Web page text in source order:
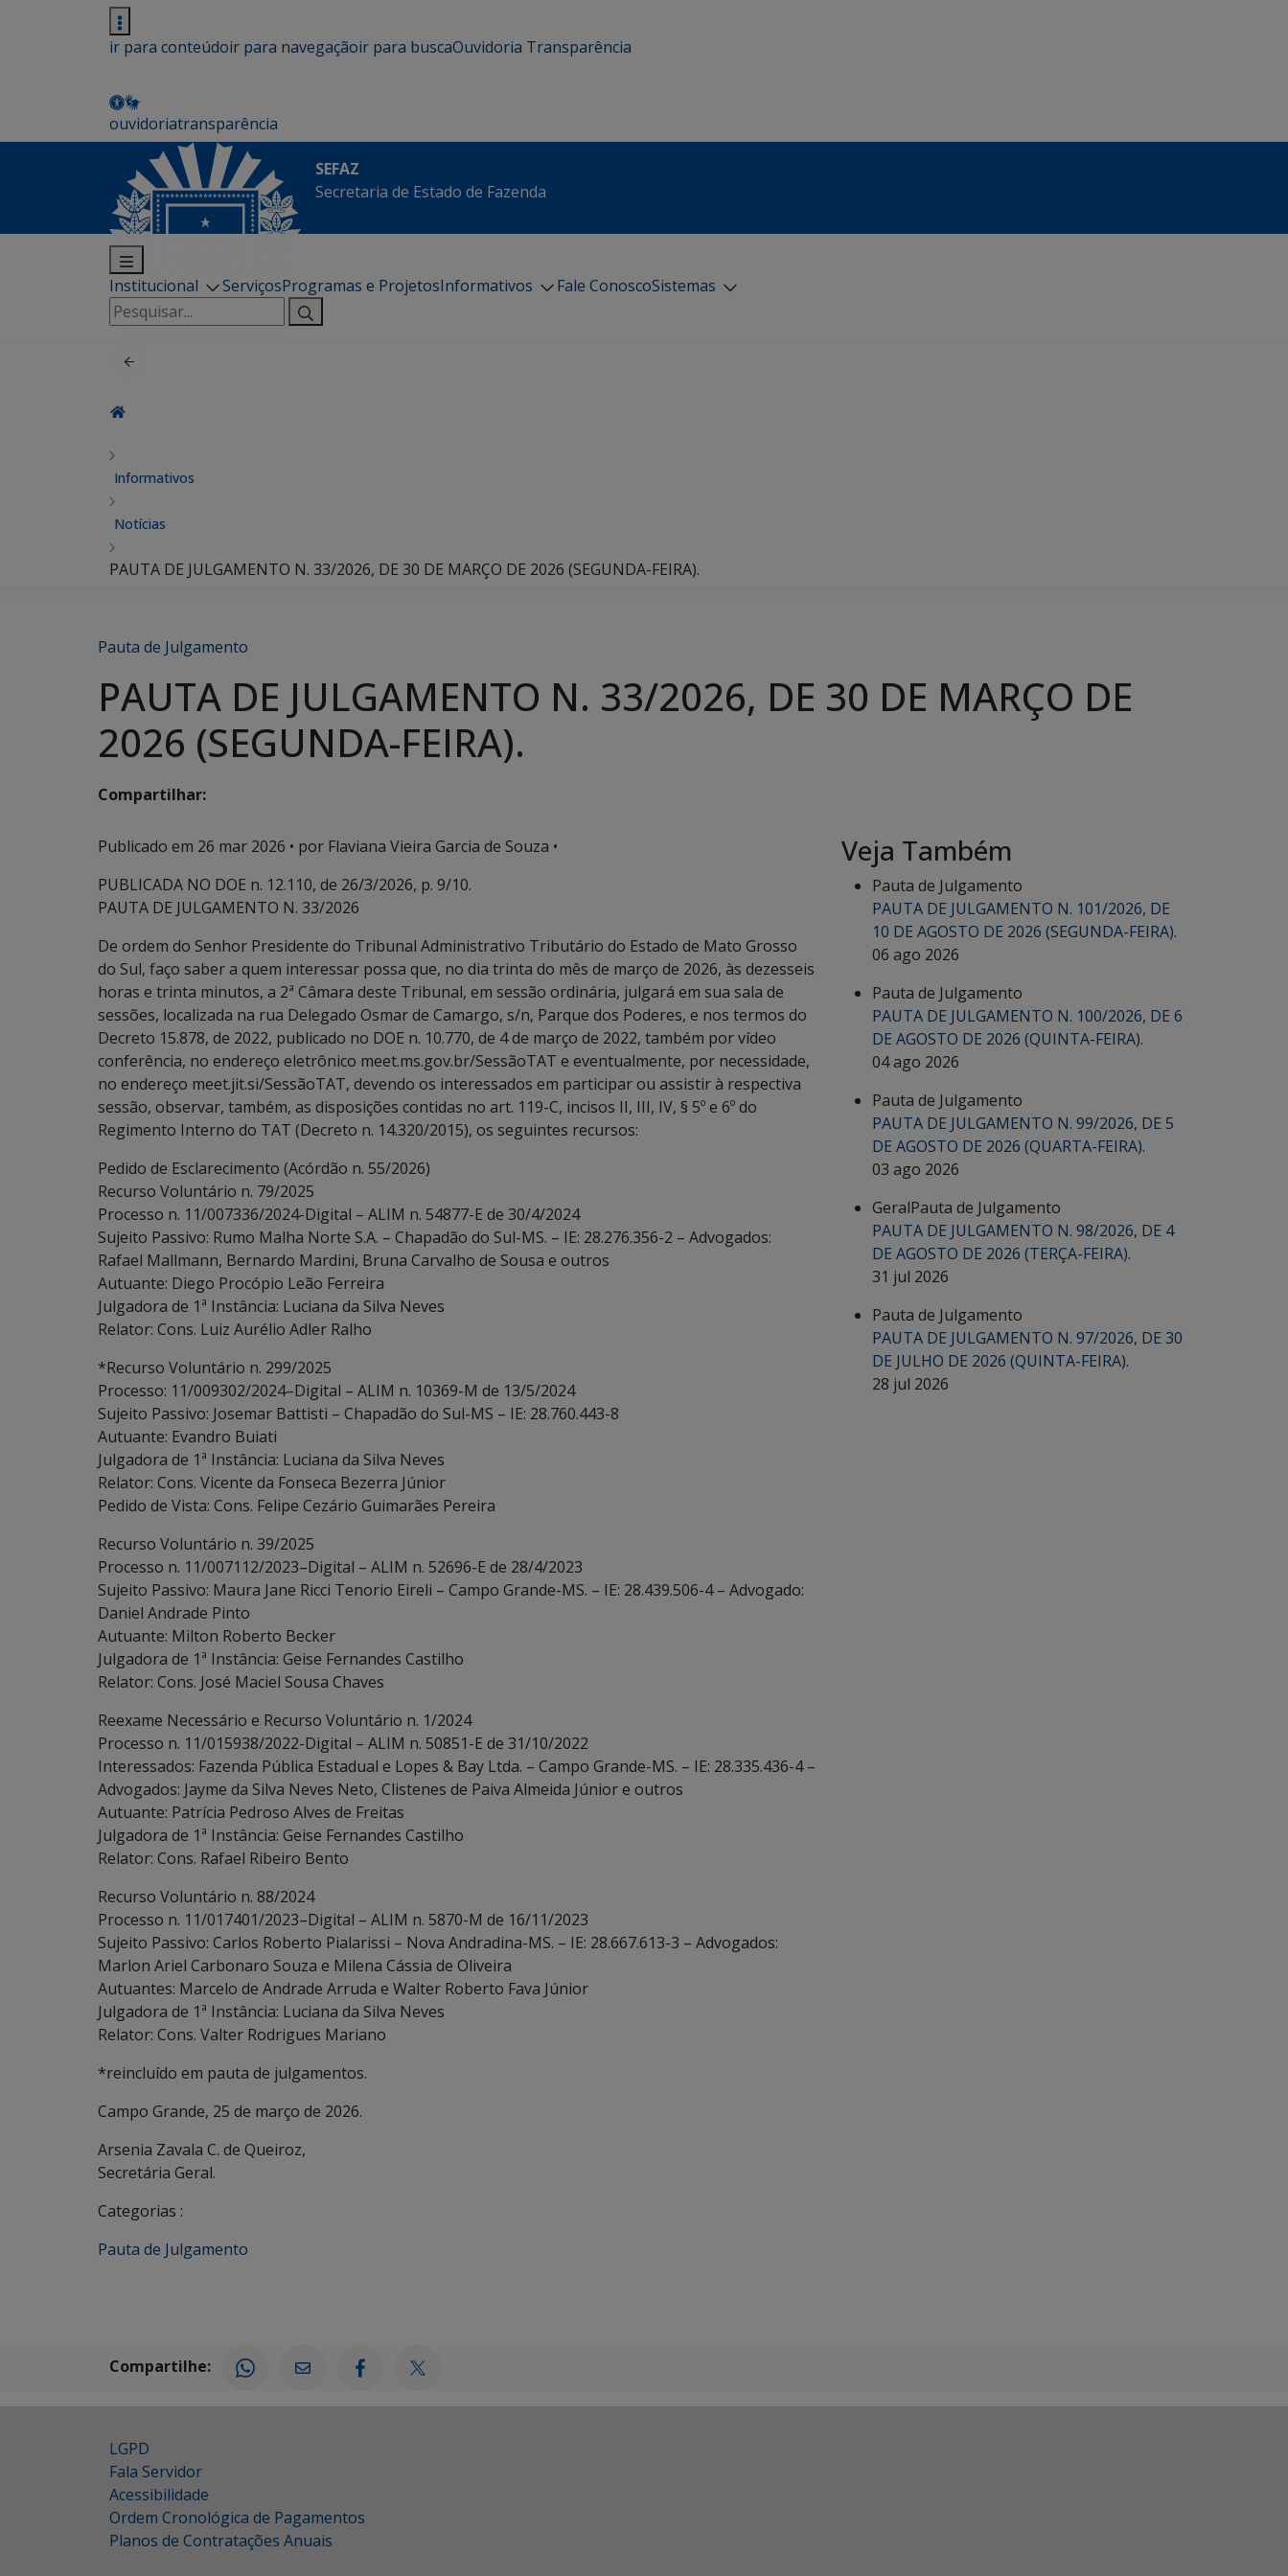
ir para conteúdoir para navegaçãoir para buscaOuvidoria Transparência
ouvidoriatransparência
SEFAZ
Secretaria de Estado de Fazenda
Institucional ServiçosProgramas e ProjetosInformativos Fale ConoscoSistemas
Pesquisar
por:
Informativos
Notícias
PAUTA DE JULGAMENTO N. 33/2026, DE 30 DE MARÇO DE 2026 (SEGUNDA-FEIRA).
Pauta de Julgamento
PAUTA DE JULGAMENTO N. 33/2026, DE 30 DE MARÇO DE
2026 (SEGUNDA-FEIRA).
Compartilhar:
Publicado em 26 mar 2026 • por Flaviana Vieira Garcia de Souza •
PUBLICADA NO DOE n. 12.110, de 26/3/2026, p. 9/10.
PAUTA DE JULGAMENTO N. 33/2026
De ordem do Senhor Presidente do Tribunal Administrativo Tributário do Estado de Mato Grosso
do Sul, faço saber a quem interessar possa que, no dia trinta do mês de março de 2026, às dezesseis
horas e trinta minutos, a 2ª Câmara deste Tribunal, em sessão ordinária, julgará em sua sala de
sessões, localizada na rua Delegado Osmar de Camargo, s/n, Parque dos Poderes, e nos termos do
Decreto 15.878, de 2022, publicado no DOE n. 10.770, de 4 de março de 2022, também por vídeo
conferência, no endereço eletrônico meet.ms.gov.br/SessãoTAT e eventualmente, por necessidade,
no endereço meet.jit.si/SessãoTAT, devendo os interessados em participar ou assistir à respectiva
sessão, observar, também, as disposições contidas no art. 119-C, incisos II, III, IV, § 5º e 6º do
Regimento Interno do TAT (Decreto n. 14.320/2015), os seguintes recursos:
Pedido de Esclarecimento (Acórdão n. 55/2026)
Recurso Voluntário n. 79/2025
Processo n. 11/007336/2024-Digital – ALIM n. 54877-E de 30/4/2024
Sujeito Passivo: Rumo Malha Norte S.A. – Chapadão do Sul-MS. – IE: 28.276.356-2 – Advogados:
Rafael Mallmann, Bernardo Mardini, Bruna Carvalho de Sousa e outros
Autuante: Diego Procópio Leão Ferreira
Julgadora de 1ª Instância: Luciana da Silva Neves
Relator: Cons. Luiz Aurélio Adler Ralho
*Recurso Voluntário n. 299/2025
Processo: 11/009302/2024–Digital – ALIM n. 10369-M de 13/5/2024
Sujeito Passivo: Josemar Battisti – Chapadão do Sul-MS – IE: 28.760.443-8
Autuante: Evandro Buiati
Julgadora de 1ª Instância: Luciana da Silva Neves
Relator: Cons. Vicente da Fonseca Bezerra Júnior
Pedido de Vista: Cons. Felipe Cezário Guimarães Pereira
Recurso Voluntário n. 39/2025
Processo n. 11/007112/2023–Digital – ALIM n. 52696-E de 28/4/2023
Sujeito Passivo: Maura Jane Ricci Tenorio Eireli – Campo Grande-MS. – IE: 28.439.506-4 – Advogado:
Daniel Andrade Pinto
Autuante: Milton Roberto Becker
Julgadora de 1ª Instância: Geise Fernandes Castilho
Relator: Cons. José Maciel Sousa Chaves
Reexame Necessário e Recurso Voluntário n. 1/2024
Processo n. 11/015938/2022-Digital – ALIM n. 50851-E de 31/10/2022
Interessados: Fazenda Pública Estadual e Lopes & Bay Ltda. – Campo Grande-MS. – IE: 28.335.436-4 –
Advogados: Jayme da Silva Neves Neto, Clistenes de Paiva Almeida Júnior e outros
Autuante: Patrícia Pedroso Alves de Freitas
Julgadora de 1ª Instância: Geise Fernandes Castilho
Relator: Cons. Rafael Ribeiro Bento
Recurso Voluntário n. 88/2024
Processo n. 11/017401/2023–Digital – ALIM n. 5870-M de 16/11/2023
Sujeito Passivo: Carlos Roberto Pialarissi – Nova Andradina-MS. – IE: 28.667.613-3 – Advogados:
Marlon Ariel Carbonaro Souza e Milena Cássia de Oliveira
Autuantes: Marcelo de Andrade Arruda e Walter Roberto Fava Júnior
Julgadora de 1ª Instância: Luciana da Silva Neves
Relator: Cons. Valter Rodrigues Mariano
*reincluído em pauta de julgamentos.
Campo Grande, 25 de março de 2026.
Arsenia Zavala C. de Queiroz,
Secretária Geral.
Categorias :
Pauta de Julgamento
Veja Também
Pauta de Julgamento
PAUTA DE JULGAMENTO N. 101/2026, DE
10 DE AGOSTO DE 2026 (SEGUNDA-FEIRA).
06 ago 2026
Pauta de Julgamento
PAUTA DE JULGAMENTO N. 100/2026, DE 6
DE AGOSTO DE 2026 (QUINTA-FEIRA).
04 ago 2026
Pauta de Julgamento
PAUTA DE JULGAMENTO N. 99/2026, DE 5
DE AGOSTO DE 2026 (QUARTA-FEIRA).
03 ago 2026
GeralPauta de Julgamento
PAUTA DE JULGAMENTO N. 98/2026, DE 4
DE AGOSTO DE 2026 (TERÇA-FEIRA).
31 jul 2026
Pauta de Julgamento
PAUTA DE JULGAMENTO N. 97/2026, DE 30
DE JULHO DE 2026 (QUINTA-FEIRA).
28 jul 2026
Compartilhe:
LGPD
Fala Servidor
Acessibilidade
Ordem Cronológica de Pagamentos
Planos de Contratações Anuais